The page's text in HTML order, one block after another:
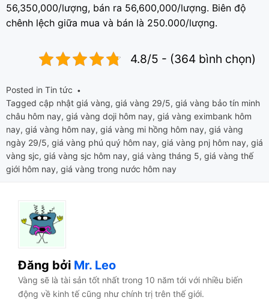
56,350,000/lượng, bán ra 56,600,000/lượng. Biên độ
chênh lệch giữa mua và bán là 250.000/lượng.
4.8/5 - (364 bình chọn)
Posted in Tin tức
Tagged cập nhật giá vàng, giá vàng 29/5, giá vàng bảo tín minh
châu hôm nay, giá vàng doji hôm nay, giá vàng eximbank hôm
nay, giá vàng hôm nay, giá vàng mi hồng hôm nay, giá vàng
ngày 29/5, giá vàng phú quý hôm nay, giá vàng pnj hôm nay, giá
vàng sjc, giá vàng sjc hôm nay, giá vàng tháng 5, giá vàng thế
giới hôm nay, giá vàng trong nước hôm nay
Đăng bởi Mr. Leo
Vàng sẽ là tài sản tốt nhất trong 10 năm tới với nhiều biến
động về kinh tế cũng như chính trị trên thế giới.